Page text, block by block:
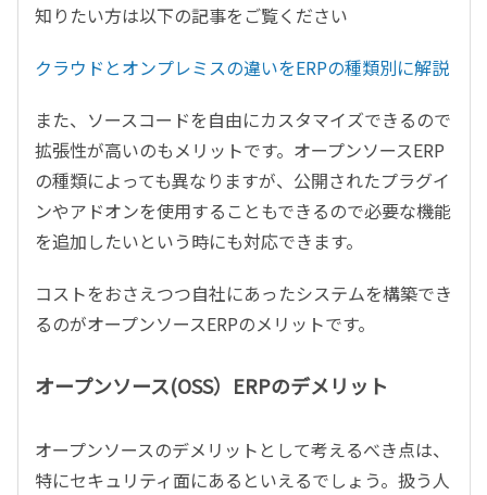
知りたい方は以下の記事をご覧ください
クラウドとオンプレミスの違いをERPの種類別に解説
また、ソースコードを自由にカスタマイズできるので
拡張性が高いのもメリットです。オープンソースERP
の種類によっても異なりますが、公開されたプラグイ
ンやアドオンを使用することもできるので必要な機能
を追加したいという時にも対応できます。
コストをおさえつつ自社にあったシステムを構築でき
るのがオープンソースERPのメリットです。
オープンソース(OSS）ERPのデメリット
オープンソースのデメリットとして考えるべき点は、
特にセキュリティ面にあるといえるでしょう。扱う人